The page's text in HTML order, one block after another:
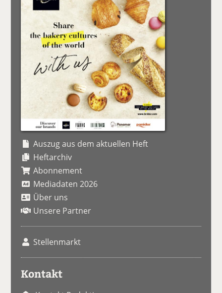
Auszug aus dem aktuellen Heft
Heftarchiv
Abonnement
Mediadaten 2026
Über uns
Unsere Partner
Stellenmarkt
Kontakt